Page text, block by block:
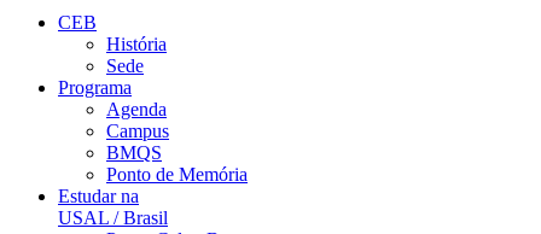
CEB
História
Sede
Programa
Agenda
Campus
BMQS
Ponto de Memória
Estudar na
USAL / Brasil